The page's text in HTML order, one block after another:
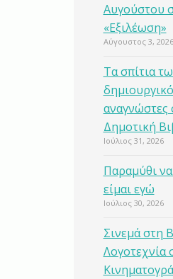
Αυγούστου
«Εξιλέωση»
Αύγουστος 3, 2026
Τα σπίτια
αναγνώστες
Δημοτική
Ιούλιος 31, 2026
Παραμύθι
είμαι εγώ
Ιούλιος 30, 2026
Σινεμά στη
Λογοτεχνία